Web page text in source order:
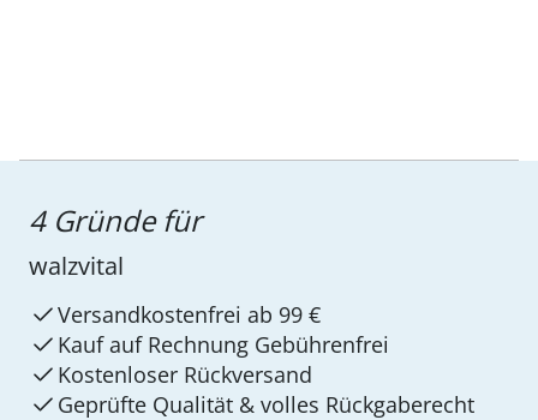
4 Gründe für
walzvital
Versandkostenfrei ab 99 €
Kauf auf Rechnung Gebührenfrei
Kostenloser Rückversand
Geprüfte Qualität & volles Rückgaberecht